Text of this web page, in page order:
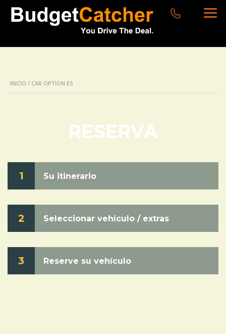
INICIO / CAR OPTION ES
RESERVA
1 Su itinerario
2 Seleccionar vehículo / extras
3 Reserve su vehículo